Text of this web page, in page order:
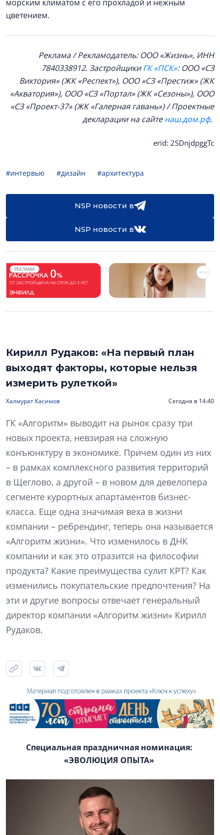
морским климатом с его прохладой и нежным
цветением.
Реклама / Рекламодатель: ООО «Жизнь», ИНН
7840338912. ЗастройщикиГК «ПСК»: ООО «СЗ
Виктория» (ЖК «Респект»), ООО «СЗ «Престиж» (ЖК
«Акватория»), ООО «СЗ «Портал» (ЖК «Сезоны»), ООО
«СЗ «Проект-37» (ЖК «Галерная гавань»)/ Проектные
декларации на сайтенаш.дом.рф.
erid: 2SDnjdpggTc
#интервью #дизайн #архитектура
NSP новости в
NSP новости в
РЕКЛАМА
Кирилл Рудаков: «На первый план
выходят факторы, которые нельзя
измерить рулеткой»
Халмурат Касимов Сегодня в 14:40
ГК «Алгоритм» выводит на рынок сразу три
новых проекта, невзирая на сложную
конъюнктуру в экономике. Причем один из них
– в рамках комплексного развития территорий
в Щеглово, а другой – в новом для девелопера
сегменте курортных апартаментов бизнес-
класса. Еще одна значимая веха в жизни
компании – ребрендинг, теперь она называется
«Алгоритм жизни». Что изменилось в ДНК
компании и как это отразится на философии
продукта? Какие преимущества сулит КРТ? Как
изменились покупательские предпочтения? На
эти и другие вопросы отвечает генеральный
директор компании «Алгоритм жизни» Кирилл
Рудаков.
Специальная праздничная номинация:
«ЭВОЛЮЦИЯ ОПЫТА»